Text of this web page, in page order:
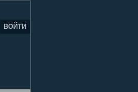
ВОЙТИ